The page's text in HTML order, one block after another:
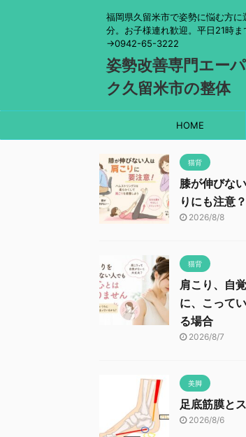
福岡県久留米市で姿勢に悩む方
分。お子様連れ歓迎。平日21時
→0942-65-3222
姿勢改善専門エー
ク久留米市の整体
HOME
猫背
膝が伸びな
りにも注意？
2026/8/8
猫背
肩こり、自
に、こって
る場合
2026/8/7
美脚
足底筋膜と
2026/8/6